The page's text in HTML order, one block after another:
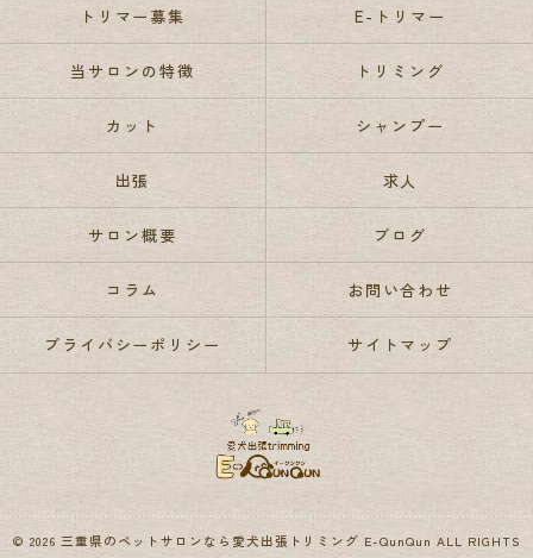
トリマー募集 E-トリマー
当サロンの特徴 トリミング
カット シャンプー
出張 求人
サロン概要 ブログ
コラム お問い合わせ
プライバシーポリシー サイトマップ
© 2026 三重県のペットサロンなら愛犬出張トリミング E-QunQun ALL RIGHTS